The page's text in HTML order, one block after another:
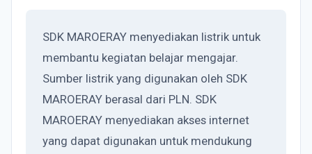
SDK MAROERAY menyediakan listrik untuk
membantu kegiatan belajar mengajar.
Sumber listrik yang digunakan oleh SDK
MAROERAY berasal dari PLN. SDK
MAROERAY menyediakan akses internet
yang dapat digunakan untuk mendukung